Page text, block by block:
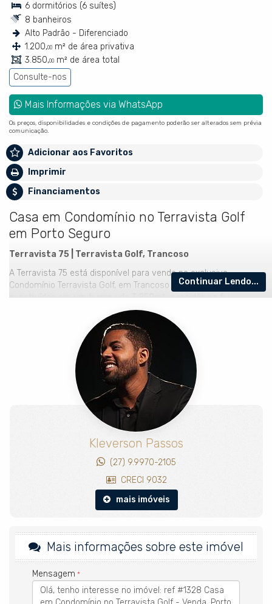
6 dormitórios (6 suítes)
8 banheiros
Alto Padrão - Diferenciado
1.200,00 m² de área privativa
3.850,00 m² de área total
Consulte-nos
Mais Informações via WhatsApp
Os preços, disponibilidades e condições de pagamento poderão ser alterados sem prévia
comunicação.
Adicionar aos Favoritos
Imprimir
Financiamentos
Casa em Condomínio no Terravista Golf
em Porto Seguro
Terravista 75 | Terravista Golf, Trancoso
A Terravista 75 está disponível para venda no exclusivo
Condomínio Terravista Golf, em Trancoso. Com 1.200m²
construídos em um terreno de 3.850m², a residência foi
assinada por Caio Bandeira e Tiago Martins, do Architects + Co,
e concebida para integrar natureza, conforto e arte de viver. São
6 suítes climatizadas com closet e varanda, distribuídas entre a
casa principal e suítes externas, com vista para o mar, as
falésias e o famoso buraco 14 do campo de golfe.
A arquitetura aposta em linhas leves e brises verticais em
madeira para conforto térmico, com materiais naturais que
reforçam a identidade do projeto: cerâmica Gail em paginação
exclusiva na área externa, madeira e tijolinho cerâmico na
fachada e quartzito Perla Santana na cozinha gourmet. A
piscina de borda infinita prolonga o olhar até o horizonte, e os
ambientes sociais amplos e integrados convidam ao convívio,
com decoração que valoriza o design regional e peças
garimpadas em ateliês de Trancoso. A casa conta ainda com
elevador interno e área gourmet com vista para o campo e o
tudo que o Terravista oferece: acesso privativo à Praia das
Tartarugas, o maior campo de golfe da América Latina,
segurança 24h.
Valor sob consulta.
Continuar Lendo...
Kleverson Passos
(27) 9.9970-2105
CRECI 9032
mais imóveis
Mais informações sobre este imóvel
Mensagem